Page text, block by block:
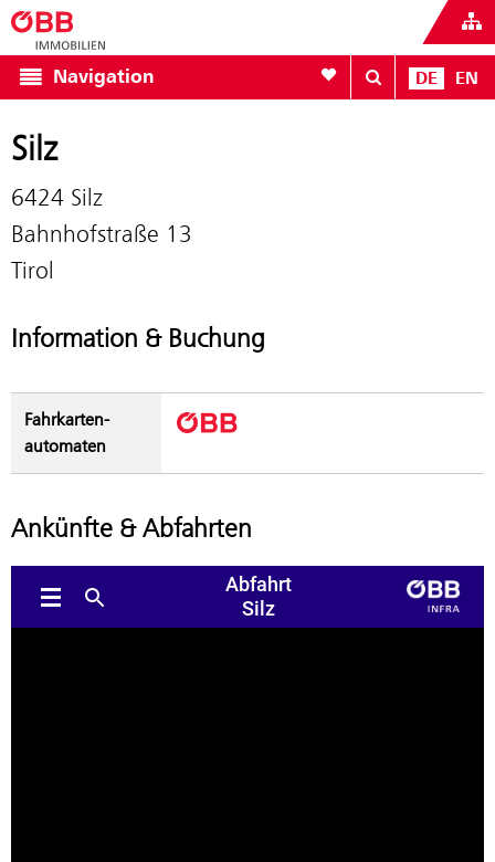
Navigation Zur Favoritenliste
DE EN
Silz
6424 Silz
Bahnhofstraße 13
Tirol
Information & Buchung
Fahrkarten­
automaten
Ankünfte & Abfahrten